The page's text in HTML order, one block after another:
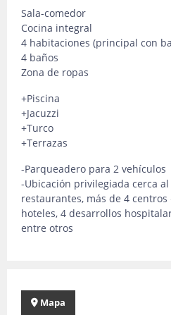
Sala-comedor
Cocina integral
4 habitaciones (principal con
4 baños
Zona de ropas
+Piscina
+Jacuzzi
+Turco
+Terrazas
-Parqueadero para 2 vehículos
-Ubicación privilegiada cerca
restaurantes, más de 4
hoteles, 4 desarrollos
entre otros
Mapa